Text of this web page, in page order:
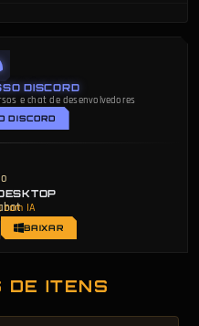
DISCORD
e chat de desenvolvedores
DISCORD
com IA
BAIXAR
DE ITENS